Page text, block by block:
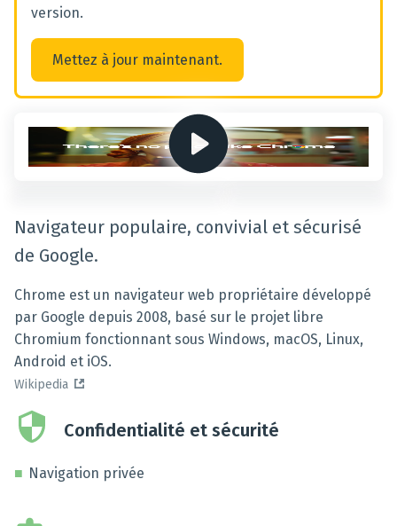
version.
Mettez à jour maintenant.
Navigateur populaire, convivial et sécurisé
de Google.
Chrome est un navigateur web propriétaire développé
par Google depuis 2008, basé sur le projet libre
Chromium fonctionnant sous Windows, macOS, Linux,
Android et iOS.
Wikipedia
Confidentialité et sécurité
Navigation privée